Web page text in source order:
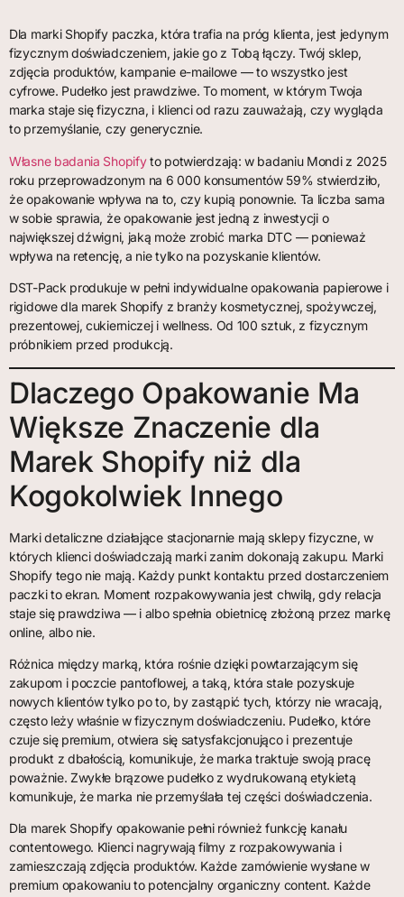
Dla marki Shopify paczka, która trafia na próg klienta, jest jedynym
fizycznym doświadczeniem, jakie go z Tobą łączy. Twój sklep,
zdjęcia produktów, kampanie e-mailowe — to wszystko jest
cyfrowe. Pudełko jest prawdziwe. To moment, w którym Twoja
marka staje się fizyczna, i klienci od razu zauważają, czy wygląda
to przemyślanie, czy generycznie.
Własne badania Shopifyto potwierdzają: w badaniu Mondi z 2025
roku przeprowadzonym na 6 000 konsumentów 59% stwierdziło,
że opakowanie wpływa na to, czy kupią ponownie. Ta liczba sama
w sobie sprawia, że opakowanie jest jedną z inwestycji o
największej dźwigni, jaką może zrobić marka DTC — ponieważ
wpływa na retencję, a nie tylko na pozyskanie klientów.
DST-Pack produkuje w pełni indywidualne opakowania papierowe i
rigidowe dla marek Shopify z branży kosmetycznej, spożywczej,
prezentowej, cukierniczej i wellness. Od 100 sztuk, z fizycznym
próbnikiem przed produkcją.
Dlaczego Opakowanie Ma
Większe Znaczenie dla
Marek Shopify niż dla
Kogokolwiek Innego
Marki detaliczne działające stacjonarnie mają sklepy fizyczne, w
których klienci doświadczają marki zanim dokonają zakupu. Marki
Shopify tego nie mają. Każdy punkt kontaktu przed dostarczeniem
paczki to ekran. Moment rozpakowywania jest chwilą, gdy relacja
staje się prawdziwa — i albo spełnia obietnicę złożoną przez markę
online, albo nie.
Różnica między marką, która rośnie dzięki powtarzającym się
zakupom i poczcie pantoflowej, a taką, która stale pozyskuje
nowych klientów tylko po to, by zastąpić tych, którzy nie wracają,
często leży właśnie w fizycznym doświadczeniu. Pudełko, które
czuje się premium, otwiera się satysfakcjonująco i prezentuje
produkt z dbałością, komunikuje, że marka traktuje swoją pracę
poważnie. Zwykłe brązowe pudełko z wydrukowaną etykietą
komunikuje, że marka nie przemyślała tej części doświadczenia.
Dla marek Shopify opakowanie pełni również funkcję kanału
contentowego. Klienci nagrywają filmy z rozpakowywania i
zamieszczają zdjęcia produktów. Każde zamówienie wysłane w
premium opakowaniu to potencjalny organiczny content. Każde